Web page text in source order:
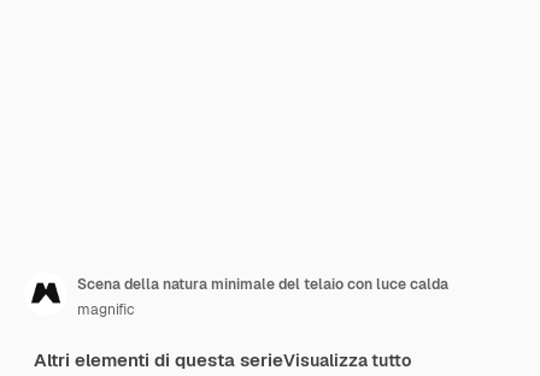
Scena della natura minimale del telaio con luce calda
magnific
Altri elementi di questa serieVisualizza tutto